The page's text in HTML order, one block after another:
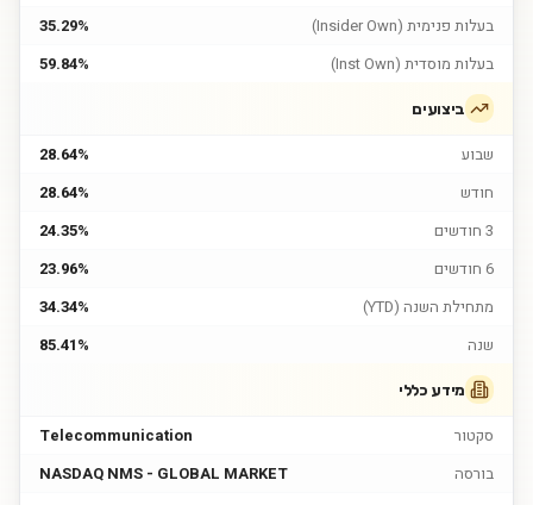
בעלות פנימית (Insider Own)
35.29%
בעלות מוסדית (Inst Own)
59.84%
ביצועים
שבוע
28.64%
חודש
28.64%
3 חודשים
24.35%
6 חודשים
23.96%
מתחילת השנה (YTD)
34.34%
שנה
85.41%
מידע כללי
סקטור
Telecommunication
בורסה
NASDAQ NMS - GLOBAL MARKET